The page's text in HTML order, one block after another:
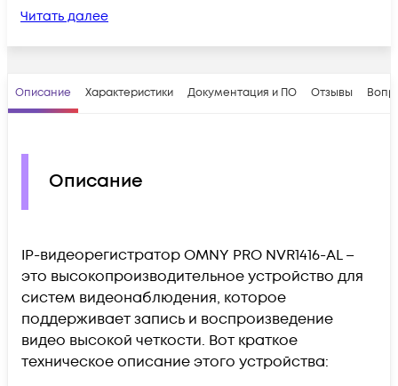
Читать далее
Описание Характеристики Документация и ПО Отзывы
Описание
IP-видеорегистратор OMNY PRO NVR1416-AL –
это высокопроизводительное устройство для
систем видеонаблюдения, которое
поддерживает запись и воспроизведение
видео высокой четкости. Вот краткое
техническое описание этого устройства: